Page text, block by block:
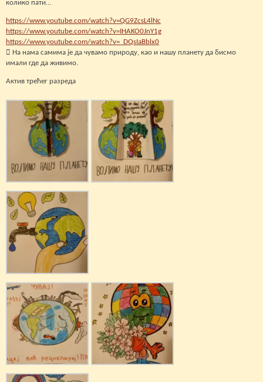
колико пати…
https://www.youtube.com/watch?v=QG9ZcsL4lNc
https://www.youtube.com/watch?v=IHAKO0JnY1g
https://www.youtube.com/watch?v=_DQsIaBblx0
 На нама самима је да чувамо природу, као и нашу планету да бисмо
имали где да живимо.
Актив трећег разреда